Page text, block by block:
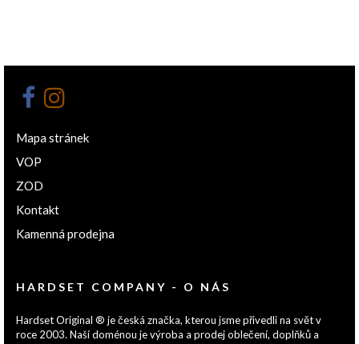
Mapa stránek
VOP
ZOD
Kontakt
Kamenná prodejna
HARDSET COMPANY - O NÁS
Hardset Original ® je česká značka, kterou jsme přivedli na svět v
roce 2003. Naší doménou je výroba a prodej oblečení, doplňků a